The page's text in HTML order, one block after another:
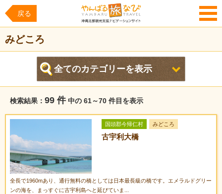
戻る
MENU
みどころ
検索結果： 99 件中の 61～70 件目を表示
国頭郡今帰仁村 みどころ
古宇利大橋
全長で1960mあり、通行無料の橋としては日本最長級の橋です。エメラルドグリー
ンの海を、まっすぐに古宇利島へと延びていま...